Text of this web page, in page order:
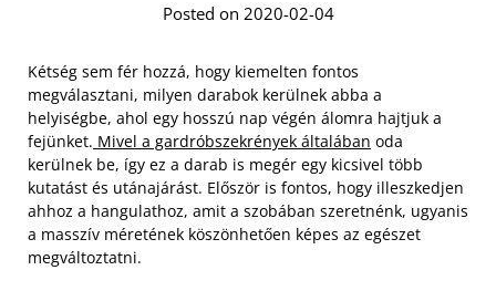
Posted on 2020-02-04
Kétség sem fér hozzá, hogy kiemelten fontos
megválasztani, milyen darabok kerülnek abba a
helyiségbe, ahol egy hosszú nap végén álomra hajtjuk a
fejünket. Mivel a gardróbszekrények általában oda
kerülnek be, így ez a darab is megér egy kicsivel több
kutatást és utánajárást. Először is fontos, hogy illeszkedjen
ahhoz a hangulathoz, amit a szobában szeretnénk, ugyanis
a masszív méretének köszönhetően képes az egészet
megváltoztatni.